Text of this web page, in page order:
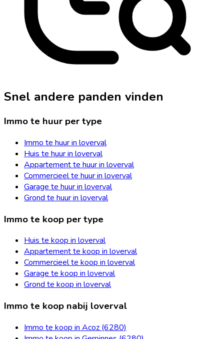
Snel andere panden vinden
Immo te huur per type
Immo te huur in loverval
Huis te huur in loverval
Appartement te huur in loverval
Commercieel te huur in loverval
Garage te huur in loverval
Grond te huur in loverval
Immo te koop per type
Huis te koop in loverval
Appartement te koop in loverval
Commercieel te koop in loverval
Garage te koop in loverval
Grond te koop in loverval
Immo te koop nabij loverval
Immo te koop in Acoz (6280)